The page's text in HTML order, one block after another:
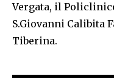
Vergata, il
S.Giovanni Calibita
Tiberina.